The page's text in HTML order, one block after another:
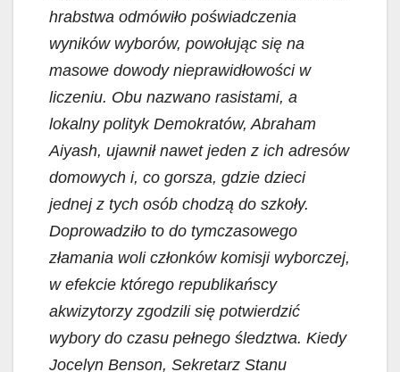
hrabstwa odmówiło poświadczenia
wyników wyborów, powołując się na
masowe dowody nieprawidłowości w
liczeniu. Obu nazwano rasistami, a
lokalny polityk Demokratów, Abraham
Aiyash, ujawnił nawet jeden z ich adresów
domowych i, co gorsza, gdzie dzieci
jednej z tych osób chodzą do szkoły.
Doprowadziło to do tymczasowego
złamania woli członków komisji wyborczej,
w efekcie którego republikańscy
akwizytorzy zgodzili się potwierdzić
wybory do czasu pełnego śledztwa. Kiedy
Jocelyn Benson, Sekretarz Stanu